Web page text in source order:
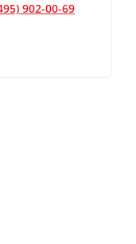
902-00-69